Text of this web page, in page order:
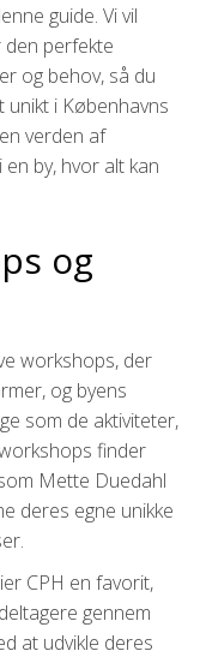
guide. Vi vil
den perfekte
og behov, så du
i Københavns
verden af
by, hvor alt kan
og
workshops, der
og byens
som de aktiviteter,
finder
Mette Duedahl
deres egne unikke
CPH en favorit,
gennem
at udvikle deres